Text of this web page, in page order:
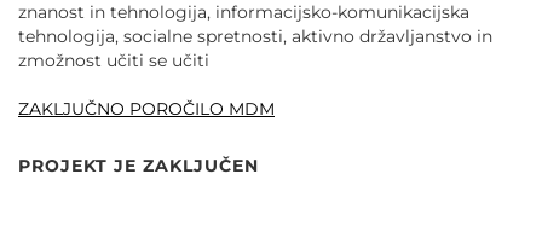
znanost in tehnologija, informacijsko-komunikacijska
tehnologija, socialne spretnosti, aktivno državljanstvo in
zmožnost učiti se učiti
ZAKLJUČNO POROČILO MDM
PROJEKT JE ZAKLJUČEN